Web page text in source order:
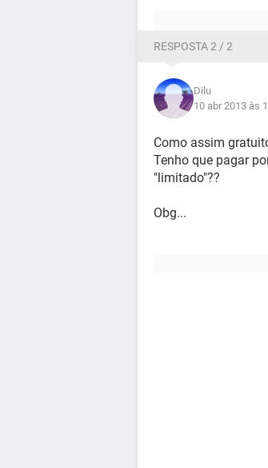
RESPOSTA 2 / 2
Dilu
10 abr 2013 às
Como assim
Tenho que pagar
"limitado"??
Obg...